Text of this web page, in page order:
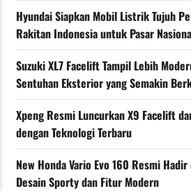
Hyundai Siapkan Mobil Listrik Tujuh
Rakitan Indonesia untuk Pasar
Suzuki XL7 Facelift Tampil Lebih
Sentuhan Eksterior yang Semakin
Xpeng Resmi Luncurkan X9 Facelift
dengan Teknologi Terbaru
New Honda Vario Evo 160 Resmi
Desain Sporty dan Fitur Modern